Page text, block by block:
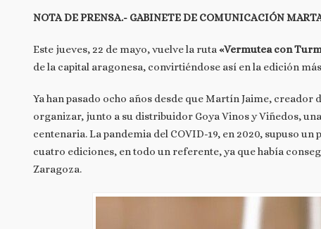
NOTA DE PRENSA.- GABINETE DE COMUNICACIÓN
Este jueves, 22 de mayo, vuelve la ruta«Vermutea con
de la capital aragonesa, convirtiéndose así en la edición
Ya han pasado ocho años desde que Martín Jaime,
organizar, junto a su distribuidor Goya Vinos y Viñedos,
centenaria. La pandemia del COVID-19, en 2020, supuso
cuatro ediciones, en todo un referente, ya que había
Zaragoza.